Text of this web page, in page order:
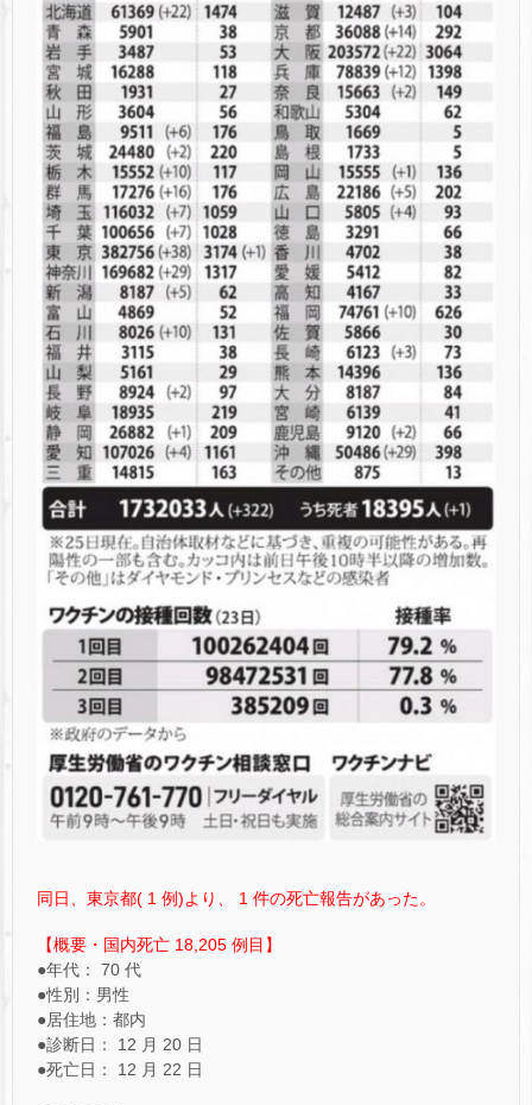
同日、東京都( 1 例)より、 1 件の死亡報告があった。
【概要・国内死亡 18,205 例目】
●年代： 70 代
●性別：男性
●居住地：都内
●診断日： 12 月 20 日
●死亡日： 12 月 22 日